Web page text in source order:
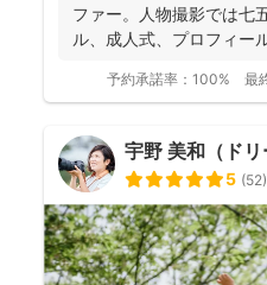
ファー。人物撮影では七
ル、成人式、プロフィー
予約承諾率： 100% 最
宇野 美和（ドリ
5 (52)